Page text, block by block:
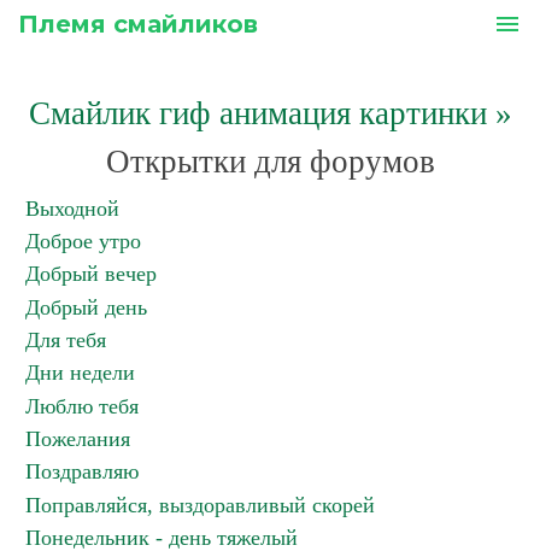
Племя смайликов menu
Смайлик гиф анимация картинки»
Открытки для форумов
Выходной
Доброе утро
Добрый вечер
Добрый день
Для тебя
Дни недели
Люблю тебя
Пожелания
Поздравляю
Поправляйся, выздоравливый скорей
Понедельник - день тяжелый